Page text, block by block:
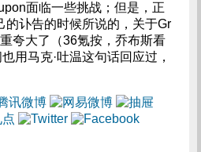
面临一些挑战；但是，正
的讣告的时候所说的，关于Gr
夸大了（36氪按，乔布斯看
用马克·吐温这句话回应过，